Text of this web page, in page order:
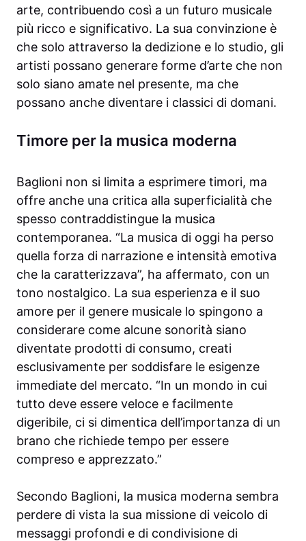
arte, contribuendo così a un futuro musicale
più ricco e significativo. La sua convinzione è
che solo attraverso la dedizione e lo studio, gli
artisti possano generare forme d’arte che non
solo siano amate nel presente, ma che
possano anche diventare i classici di domani.
Timore per la musica moderna
Baglioni non si limita a esprimere timori, ma
offre anche una critica alla superficialità che
spesso contraddistingue la musica
contemporanea. “La musica di oggi ha perso
quella forza di narrazione e intensità emotiva
che la caratterizzava”, ha affermato, con un
tono nostalgico. La sua esperienza e il suo
amore per il genere musicale lo spingono a
considerare come alcune sonorità siano
diventate prodotti di consumo, creati
esclusivamente per soddisfare le esigenze
immediate del mercato. “In un mondo in cui
tutto deve essere veloce e facilmente
digeribile, ci si dimentica dell’importanza di un
brano che richiede tempo per essere
compreso e apprezzato.”
Secondo Baglioni, la musica moderna sembra
perdere di vista la sua missione di veicolo di
messaggi profondi e di condivisione di